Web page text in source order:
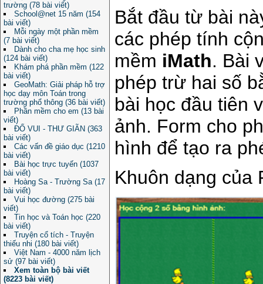
trường (78 bài viết)
School@net 15 năm (154
bài viết)
Mỗi ngày một phần mềm
(7 bài viết)
Dành cho cha mẹ học sinh
(124 bài viết)
Khám phá phần mềm (122
bài viết)
GeoMath: Giải pháp hỗ trợ
học dạy môn Toán trong
trường phổ thông (36 bài viết)
Phần mềm cho em (13 bài
viết)
ĐỐ VUI - THƯ GIÃN (363
bài viết)
Các vấn đề giáo dục (1210
bài viết)
Bài học trực tuyến (1037
bài viết)
Hoàng Sa - Trường Sa (17
bài viết)
Vui học đường (275 bài
viết)
Tin học và Toán học (220
bài viết)
Truyện cổ tích - Truyện
thiếu nhi (180 bài viết)
Việt Nam - 4000 năm lịch
sử (97 bài viết)
Xem toàn bộ bài viết
(8223 bài viết)
Bắt đầu từ bài
các phép tính
mềm iMath. Bài
phép trừ hai số
bài học đầu tiên
ảnh. Form cho
hình để tạo ra
Khuôn dạng của